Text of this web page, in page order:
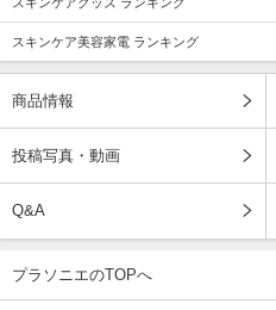
スキンケア美容家電 ランキング
商品情報
投稿写真・動画
Q&A
プラソニエのTOPへ